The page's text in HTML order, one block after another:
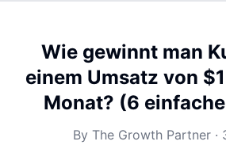
Wie gewinnt man
einem Umsatz von
Monat? (6
By The Growth Partner ·